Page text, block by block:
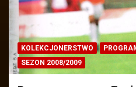
KOLEKCJONERSTWO
SEZON 2008/2009